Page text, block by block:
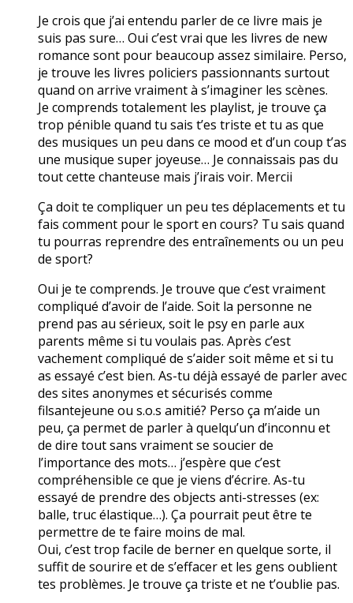
Je crois que j’ai entendu parler de ce livre mais je
suis pas sure… Oui c’est vrai que les livres de new
romance sont pour beaucoup assez similaire. Perso,
je trouve les livres policiers passionnants surtout
quand on arrive vraiment à s’imaginer les scènes.
Je comprends totalement les playlist, je trouve ça
trop pénible quand tu sais t’es triste et tu as que
des musiques un peu dans ce mood et d’un coup t’as
une musique super joyeuse… Je connaissais pas du
tout cette chanteuse mais j’irais voir. Mercii
Ça doit te compliquer un peu tes déplacements et tu
fais comment pour le sport en cours? Tu sais quand
tu pourras reprendre des entraînements ou un peu
de sport?
Oui je te comprends. Je trouve que c’est vraiment
compliqué d’avoir de l’aide. Soit la personne ne
prend pas au sérieux, soit le psy en parle aux
parents même si tu voulais pas. Après c’est
vachement compliqué de s’aider soit même et si tu
as essayé c’est bien. As-tu déjà essayé de parler avec
des sites anonymes et sécurisés comme
filsantejeune ou s.o.s amitié? Perso ça m’aide un
peu, ça permet de parler à quelqu’un d’inconnu et
de dire tout sans vraiment se soucier de
l’importance des mots… j’espère que c’est
compréhensible ce que je viens d’écrire. As-tu
essayé de prendre des objects anti-stresses (ex:
balle, truc élastique…). Ça pourrait peut être te
permettre de te faire moins de mal.
Oui, c’est trop facile de berner en quelque sorte, il
suffit de sourire et de s’effacer et les gens oublient
tes problèmes. Je trouve ça triste et ne t’oublie pas.